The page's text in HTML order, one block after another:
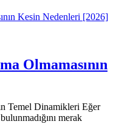
Olmamasının
Temel Dinamikleri Eğer
merak